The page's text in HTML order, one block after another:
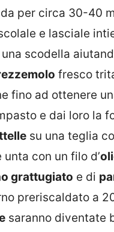
per circa 30-40
e lasciale
una scodella
fresco
fino ad ottenere
e dai loro la
su una teglia
con un filo d’
grattugiato e di
preriscaldato a
saranno diventate